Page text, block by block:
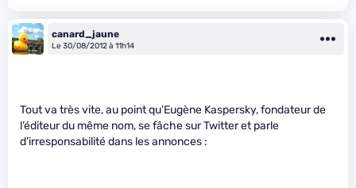
canard_jaune
Le 30/08/2012 à 11h14
Tout va très vite, au point qu’Eugène Kaspersky, fondateur de
l’éditeur du même nom, se fâche sur Twitter et parle
d’irresponsabilité dans les annonces :